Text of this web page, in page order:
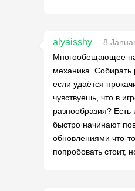
alyaisshy
8
Многообещающее
механика. Собирать
если удаётся
чувствуешь, что в
разнообразия?
быстро начинают
обновлениями что-
попробовать стоит,